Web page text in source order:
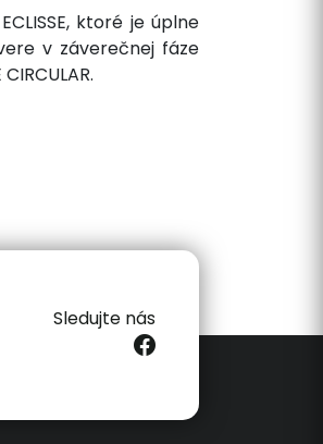
ktoré je úplne
v záverečnej fáze
Sledujte nás